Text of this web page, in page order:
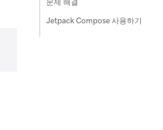
문제 해결
Jetpack Compose 사용하기